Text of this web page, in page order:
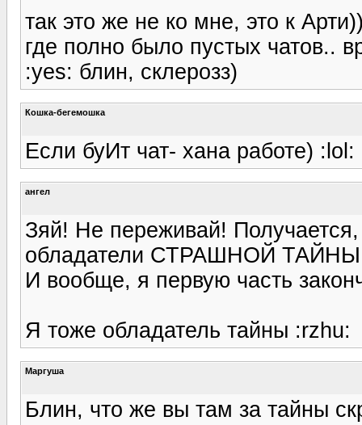
так это же не ко мне, это к
где полно было пустых чатов..
:yes: блин, склерозз)
Кошка-бегемошка
Если буИт чат- хана работе) :lol:
ангел
Зяй! Не переживай!
обладатели СТРАШНОЙ
И вообще, я первую часть
Я тоже обладатель тайны :rzhu:
Маргуша
Блин, что же вы там за тайны